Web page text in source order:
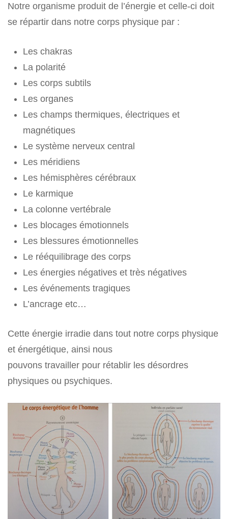
Notre organisme produit de l’énergie et celle-ci doit
se répartir dans notre corps physique par :
Les chakras
La polarité
Les corps subtils
Les organes
Les champs thermiques, électriques et
magnétiques
Le système nerveux central
Les méridiens
Les hémisphères cérébraux
Le karmique
La colonne vertébrale
Les blocages émotionnels
Les blessures émotionnelles
Le rééquilibrage des corps
Les énergies négatives et très négatives
Les événements tragiques
L’ancrage etc…
Cette énergie irradie dans tout notre corps physique
et énergétique, ainsi nous
pouvons travailler pour rétablir les désordres
physiques ou psychiques.